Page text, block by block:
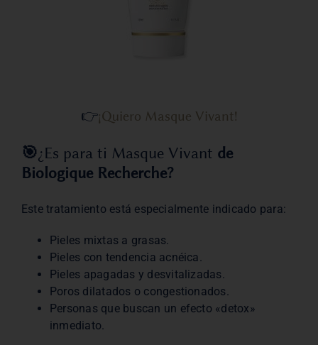
👉¡Quiero Masque Vivant!
🎯¿Es para ti Masque Vivant de
Biologique Recherche?
Este tratamiento está especialmente indicado para:
Pieles mixtas a grasas.
Pieles con tendencia acnéica.
Pieles apagadas y desvitalizadas.
Poros dilatados o congestionados.
Personas que buscan un efecto «detox»
inmediato.